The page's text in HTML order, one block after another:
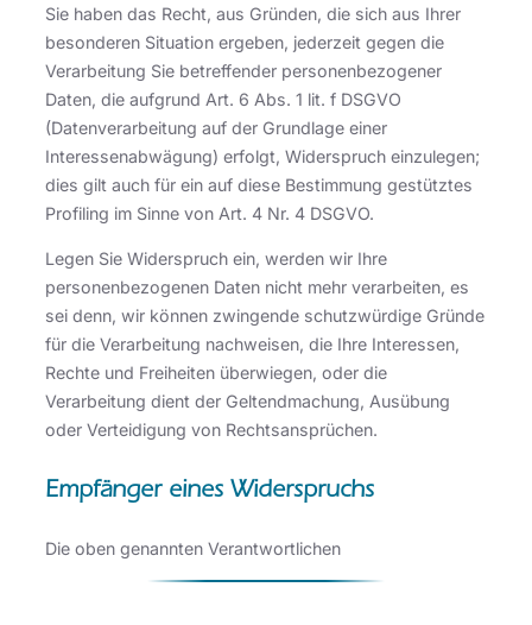
Sie haben das Recht, aus Gründen, die sich aus Ihrer
besonderen Situation ergeben, jederzeit gegen die
Verarbeitung Sie betreffender personenbezogener
Daten, die aufgrund Art. 6 Abs. 1 lit. f DSGVO
(Datenverarbeitung auf der Grundlage einer
Interessenabwägung) erfolgt, Widerspruch einzulegen;
dies gilt auch für ein auf diese Bestimmung gestütztes
Profiling im Sinne von Art. 4 Nr. 4 DSGVO.
Legen Sie Widerspruch ein, werden wir Ihre
personenbezogenen Daten nicht mehr verarbeiten, es
sei denn, wir können zwingende schutzwürdige Gründe
für die Verarbeitung nachweisen, die Ihre Interessen,
Rechte und Freiheiten überwiegen, oder die
Verarbeitung dient der Geltendmachung, Ausübung
oder Verteidigung von Rechtsansprüchen.
Empfänger eines Widerspruchs
Die oben genannten Verantwortlichen